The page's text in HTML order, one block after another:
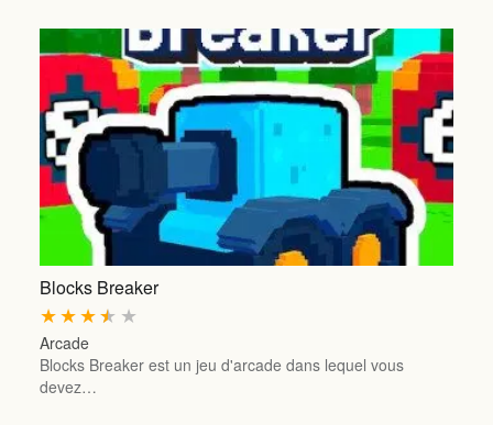
Blocks Breaker
★
★
★
★
★
Arcade
Blocks Breaker est un jeu d'arcade dans lequel vous
devez…